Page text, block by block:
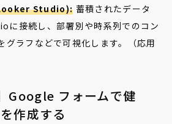
Studio): 蓄積されたデータ
接続し、部署別や時系列でのコン
グラフなどで可視化します。（応用
Google フォームで健
作成する